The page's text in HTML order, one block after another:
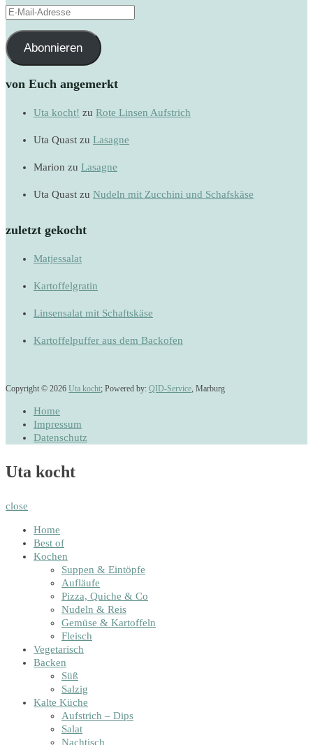
E-
Adresse
Abonnieren
von Euch angemerkt
Uta kocht! zu Rote Linsen Aufstrich
Uta Quast zu Lasagne
Marion zu Lasagne
Uta Quast zu Nudeln mit Zucchini und Schafskäse
zuletzt gekocht
Matjessalat
Kartoffelgratin
Linsensalat mit Schaftskäse
Kartoffelpuffer aus dem Backofen
Copyright © 2026 Uta kocht; Powered by: QID-Service , Marburg
Home
Impressum
Datenschutz
Uta kocht
close
Home
Best of
Kochen
Suppen & Eintöpfe
Aufläufe
Pizza, Quiche & Co
Nudeln & Reis
Gemüse & Kartoffeln
Fleisch
Vegetarisch
Backen
Süß
Salzig
Kalte Küche
Aufstrich – Dips
Salat
Nachtisch